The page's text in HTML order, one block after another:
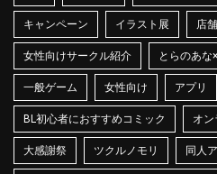
キャンペーン イラスト展 店
女性向けサークル紹介 とらのあな
一般ゲーム 女性向け アプリ
BL初心者におすすめコミック オ
大感謝祭 ツクルノモリ 同人